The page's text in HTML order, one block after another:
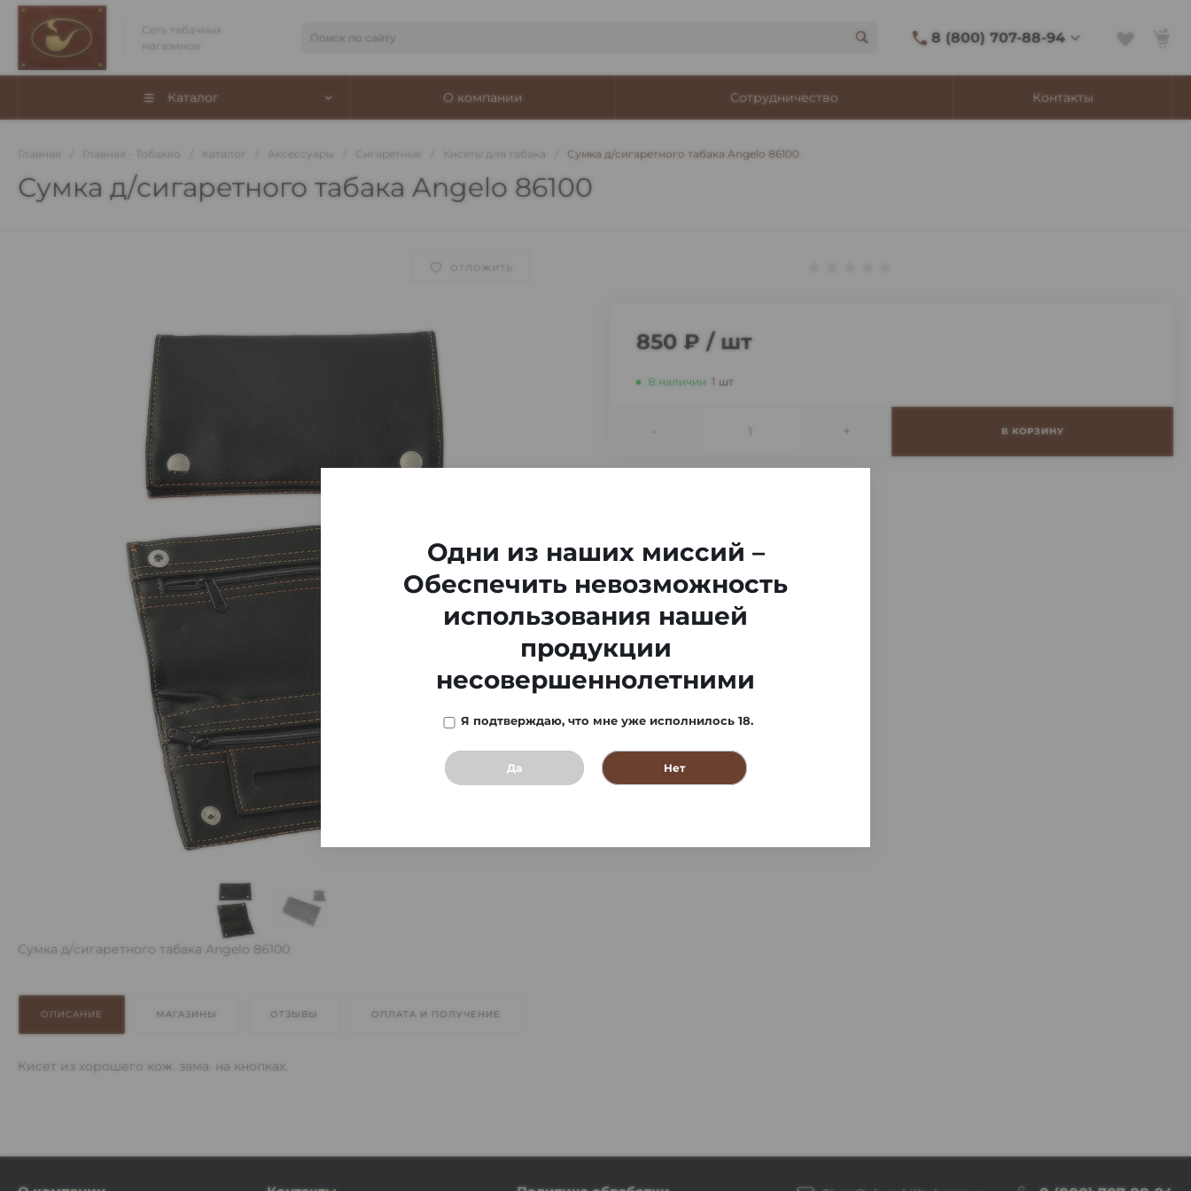
Сеть табачных
магазинов
8 (800) 707-88-94
8 (800) 707-88-94
Адмирала Фокина, 8
Каталог О компании Сотрудничество Контакты
Главная Главная - Тобакко Каталог Аксессуары Сигаретные Кисеты для табака Сумка д/сигаретного табака Angelo 86100
Сумка д/сигаретного табака Angelo 86100
ОТЛОЖИТЬ
Сумка д/сигаретного табака Angelo 86100
850 ₽ / шт
В наличии 1 шт
- + В КОРЗИНУ
ОПИСАНИЕ МАГАЗИНЫ ОТЗЫВЫ ОПЛАТА И ПОЛУЧЕНИЕ
Кисет из хорошего кож. зама. на кнопках.
Одни из наших миссий –
Обеспечить невозможность
использования нашей
продукции
несовершеннолетними
Я подтверждаю, что мне уже исполнилось 18.
Да Нет